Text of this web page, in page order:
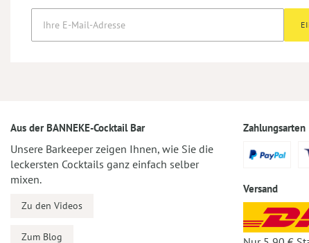
Aus der BANNEKE-Cocktail Bar
Unsere Barkeeper zeigen Ihnen, wie Sie die
leckersten Cocktails ganz einfach selber
mixen.
Zu den Videos
Zum Blog
Zahlungsarten
Versand